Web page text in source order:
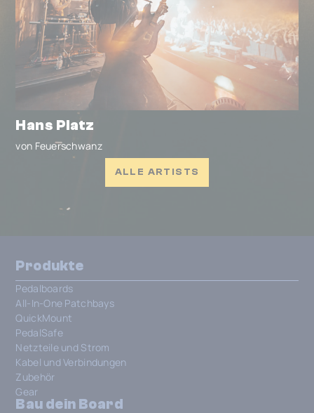
Hans Platz
von Feuerschwanz
ALLE ARTISTS
Produkte
Pedalboards
All-In-One Patchbays
QuickMount
PedalSafe
Netzteile und Strom
Kabel und Verbindungen
Zubehör
Gear
Bau dein Board